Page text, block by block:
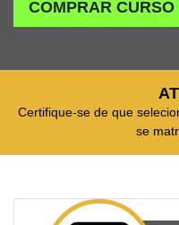
COMPRAR CURSO
Certifique-se de que
se